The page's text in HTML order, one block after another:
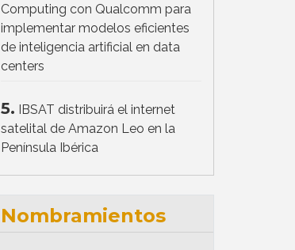
Computing con Qualcomm para
implementar modelos eficientes
de inteligencia artificial en data
centers
5. IBSAT distribuirá el internet
satelital de Amazon Leo en la
Península Ibérica
Nombramientos